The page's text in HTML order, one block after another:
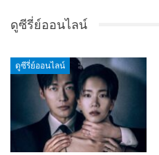
ดูซีรี่ย์ออนไลน์
ดูซีรี่ย์ออนไลน์